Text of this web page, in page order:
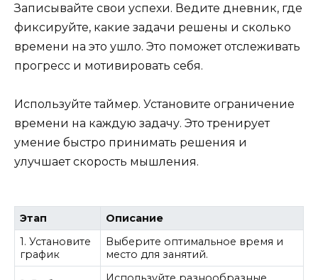
Записывайте свои успехи. Ведите дневник, где
фиксируйте, какие задачи решены и сколько
времени на это ушло. Это поможет отслеживать
прогресс и мотивировать себя.
Используйте таймер. Установите ограничение
времени на каждую задачу. Это тренирует
умение быстро принимать решения и
улучшает скорость мышления.
Этап
Описание
1. Установите
график
Выберите оптимальное время и
место для занятий.